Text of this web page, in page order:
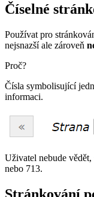
Číselné
Používat pro
nejsnazší ale zároveň
Proč?
Čísla symbolisující
informaci.
Uživatel nebude vědět,
nebo 713.
Stránkování